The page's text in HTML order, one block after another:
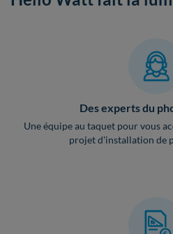
Des experts du
Une équipe au taquet pour vous
projet d'installation de